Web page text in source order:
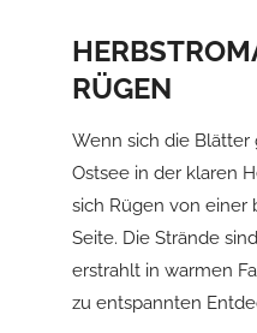
RÜGEN
Wenn sich die
Ostsee in der klaren
sich Rügen von einer
Seite. Die Strände
erstrahlt in warmen
zu entspannten